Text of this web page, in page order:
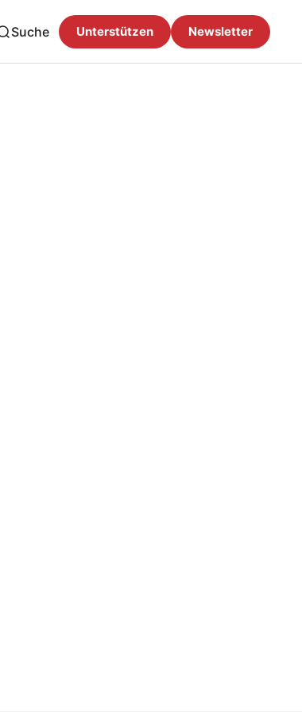
Suche Unterstützen Newsletter